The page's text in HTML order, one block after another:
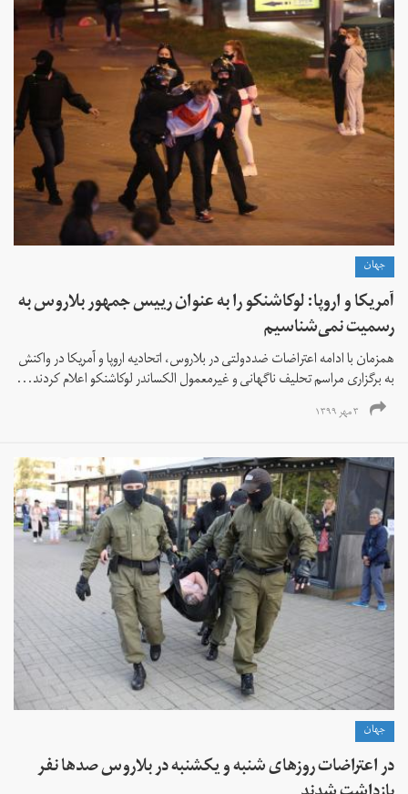
جهان
آمریکا و اروپا: لوکاشنکو را به عنوان رییس ‌جمهور بلاروس به
رسمیت نمی‌شناسیم
همزمان با ادامه اعتراضات ضددولتی در بلاروس،‌ اتحادیه اروپا و آمریکا در واکنش
به برگزاری مراسم تحلیف ناگهانی و غیرمعمول الکساندر لوکاشنکو اعلام کردند...
۳ مهر ۱۳۹۹
جهان
در اعتراضات روزهای شنبه و یکشنبه در بلاروس صدها نفر